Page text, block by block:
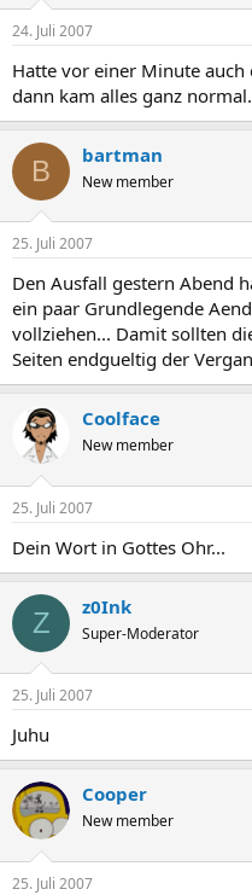
24. Juli 2007
Hatte vor einer Minute auch
dann kam alles ganz
B bartman
New member
25. Juli 2007
Den Ausfall gestern Abend
ein paar Grundlegende
vollziehen... Damit sollten
Seiten endgueltig der
Coolface
New member
25. Juli 2007
Dein Wort in Gottes Ohr...
Z z0Ink
Super-Moderator
25. Juli 2007
Juhu
Cooper
New member
25. Juli 2007